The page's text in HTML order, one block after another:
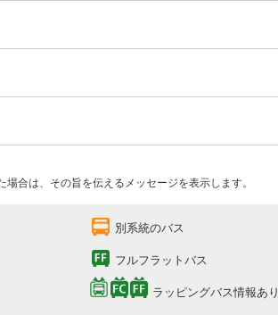
合は、その旨を伝えるメッセージを表示します。
別系統のバス
フルフラットバス
ラッピングバス情報あり